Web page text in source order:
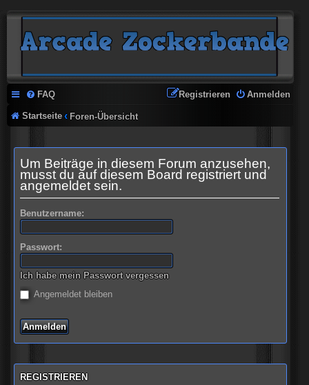
FAQ Anmelden
Registrieren
Startseite Foren-Übersicht
Um Beiträge in diesem Forum anzusehen,
musst du auf diesem Board registriert und
angemeldet sein.
Benutzername:
Passwort:
Ich habe mein Passwort vergessen
Angemeldet bleiben
REGISTRIEREN